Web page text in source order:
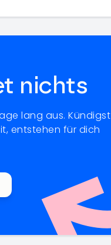
nichts
lang aus. Kündigst
entstehen für dich